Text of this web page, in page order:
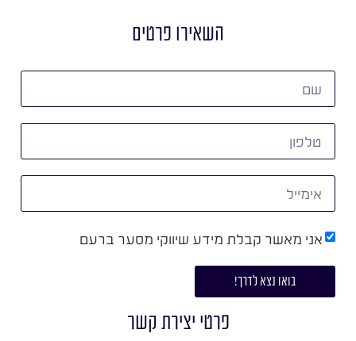
השאירו פרטים
אני מאשר קבלת מידע שיווקי מסער ברעם
בואו נצא לדרך!
פרטי יצירת קשר